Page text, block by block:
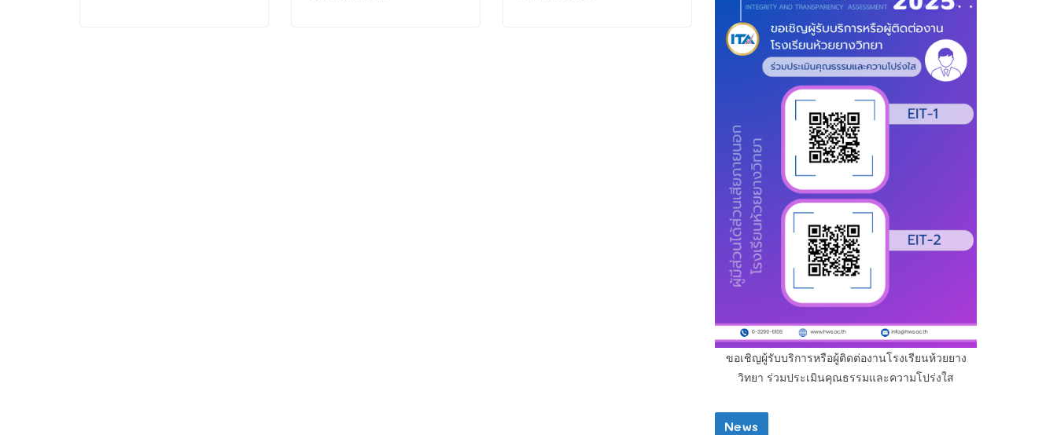
ขอเชิญผู้รับบริการหรือผู้ติดต่องานโรงเรียนห้วยยาง
วิทยา ร่วมประเมินคุณธรรมและความโปร่งใส
News